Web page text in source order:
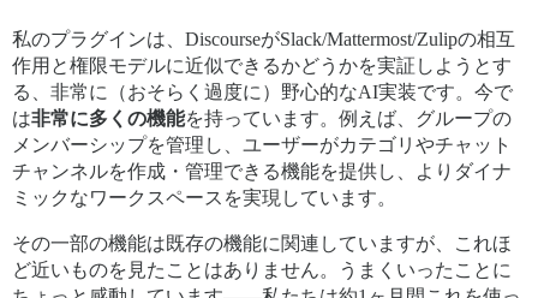
私のプラグインは、DiscourseがSlack/Mattermost/Zulipの相互
作用と権限モデルに近似できるかどうかを実証しようとす
る、非常に（おそらく過度に）野心的なAI実装です。今で
は非常に多くの機能を持っています。例えば、グループの
メンバーシップを管理し、ユーザーがカテゴリやチャット
チャンネルを作成・管理できる機能を提供し、よりダイナ
ミックなワークスペースを実現しています。
その一部の機能は既存の機能に関連していますが、これほ
ど近いものを見たことはありません。うまくいったことに